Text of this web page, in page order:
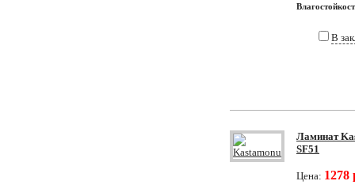
В
Ламинат
SF51
Цена: 1278